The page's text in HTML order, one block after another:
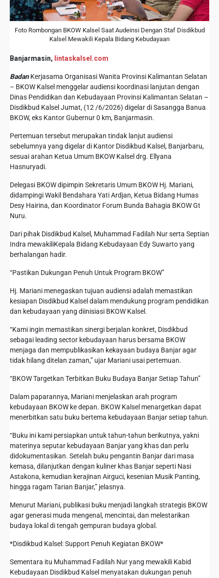
Foto Rombongan BKOW Kalsel Saat Audeinsi Dengan Staf Disdikbud
Kalsel Mewakili Kepala Bidang Kebudayaan
Banjarmasin, lintaskalsel.com
BadanKerjasama Organisasi Wanita Provinsi Kalimantan Selatan
– BKOW Kalsel menggelar audiensi koordinasi lanjutan dengan
Dinas Pendidikan dan Kebudayaan Provinsi Kalimantan Selatan –
Disdikbud Kalsel Jumat, (12 /6/2026) digelar di Sasangga Banua
BKOW, eks Kantor Gubernur 0 km, Banjarmasin.
Pertemuan tersebut merupakan tindak lanjut audiensi
sebelumnya yang digelar di Kantor Disdikbud Kalsel, Banjarbaru,
sesuai arahan Ketua Umum BKOW Kalsel drg. Ellyana
Hasnuryadi.
Delegasi BKOW dipimpin Sekretaris Umum BKOW Hj. Mariani,
didampingi Wakil Bendahara Yati Ardjan, Ketua Bidang Humas
Desy Hairina, dan Koordinator Forum Bunda Bahagia BKOW Gt
Nuru.
Dari pihak Disdikbud Kalsel, Muhammad Fadilah Nur serta Septian
Indra mewakiliKepala Bidang Kebudayaan Edy Suwarto yang
berhalangan hadir.
“Pastikan Dukungan Penuh Untuk Program BKOW”
Hj. Mariani menegaskan tujuan audiensi adalah memastikan
kesiapan Disdikbud Kalsel dalam mendukung program pendidikan
dan kebudayaan yang diinisiasi BKOW Kalsel.
“Kami ingin memastikan sinergi berjalan konkret, Disdikbud
sebagai leading sector kebudayaan harus bersama BKOW
menjaga dan mempublikasikan kekayaan budaya Banjar agar
tidak hilang ditelan zaman,” ujar Mariani usai pertemuan.
“BKOW Targetkan Terbitkan Buku Budaya Banjar Setiap Tahun”
Dalam paparannya, Mariani menjelaskan arah program
kebudayaan BKOW ke depan. BKOW Kalsel menargetkan dapat
menerbitkan satu buku bertema kebudayaan Banjar setiap tahun.
“Buku ini kami persiapkan untuk tahun-tahun berikutnya, yakni
materinya seputar kebudayaan Banjar yang khas dan perlu
didokumentasikan. Setelah buku pengantin Banjar dari masa
kemasa, dilanjutkan dengan kuliner khas Banjar seperti Nasi
Astakona, kemudian kerajinan Airguci, kesenian Musik Panting,
hingga ragam Tarian Banjar,” jelasnya.
Menurut Mariani, publikasi buku menjadi langkah strategis BKOW
agar generasi muda mengenal, mencintai, dan melestarikan
budaya lokal di tengah gempuran budaya global.
*Disdikbud Kalsel: Support Penuh Kegiatan BKOW*
Sementara itu Muhammad Fadilah Nur yang mewakili Kabid
Kebudayaan Disdikbud Kalsel menyatakan dukungan penuh